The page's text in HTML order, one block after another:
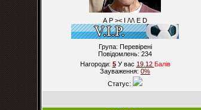
А Р >< I /\/\ E D
Група: Перевірені
Повідомлень: 234
Нагороди: 5У вас 19.12 Балiв
Зауваження: 0%
Статус: